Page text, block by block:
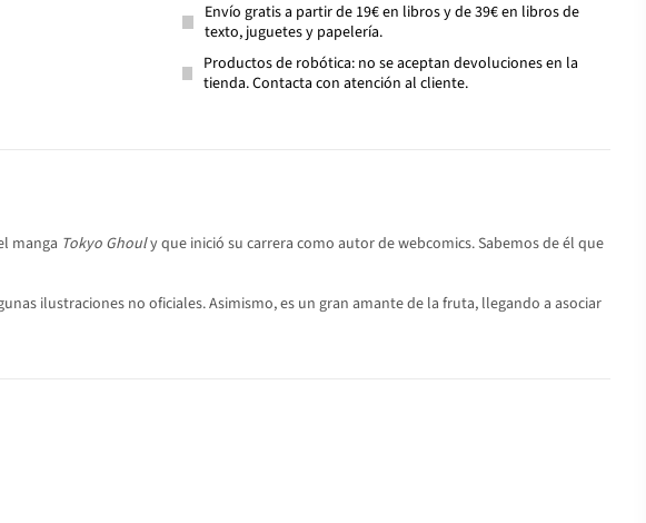
Envío gratis a partir de 19€ en libros y de 39€ en libros de
texto, juguetes y papelería.
Productos de robótica: no se aceptan devoluciones en la
tienda. Contacta con atención al cliente.
manga Tokyo Ghouly que inició su carrera como autor de webcomics. Sabemos de él que
ilustraciones no oficiales. Asimismo, es un gran amante de la fruta, llegando a asociar